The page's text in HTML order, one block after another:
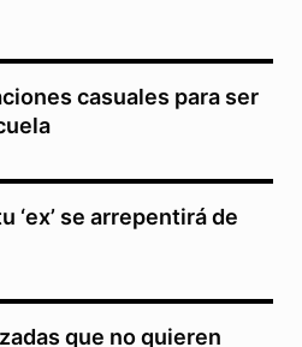
casuales para ser
‘ex’ se arrepentirá de
que no quieren